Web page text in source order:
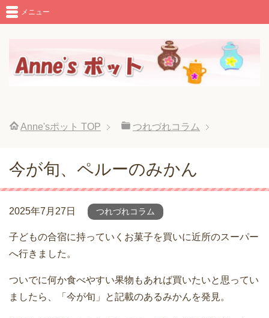
メニュー
Anne'sポット TOP つれづれコラム
今が旬、ペルーのみかん
2025年7月27日 つれづれコラム
子どもの合宿に持っていくお菓子を買いに近所のスーパー
へ行きました。
ついでに何か食べやすい果物もあれば買いたいと思ってい
ましたら、「今が旬」と記載のあるみかんを発見。